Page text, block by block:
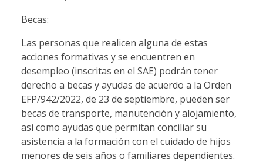
Becas:
Las personas que realicen alguna de estas
acciones formativas y se encuentren en
desempleo (inscritas en el SAE) podrán tener
derecho a becas y ayudas de acuerdo a la Orden
EFP/942/2022, de 23 de septiembre, pueden ser
becas de transporte, manutención y alojamiento,
así como ayudas que permitan conciliar su
asistencia a la formación con el cuidado de hijos
menores de seis años o familiares dependientes.